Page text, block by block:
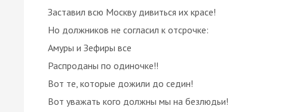
Заставил всю Москву дивиться их красе!
Но должников не согласил к отсрочке:
Амуры и Зефиры все
Распроданы по одиночке!!
Вот те, которые дожили до седин!
Вот уважать кого должны мы на безлюдьи!